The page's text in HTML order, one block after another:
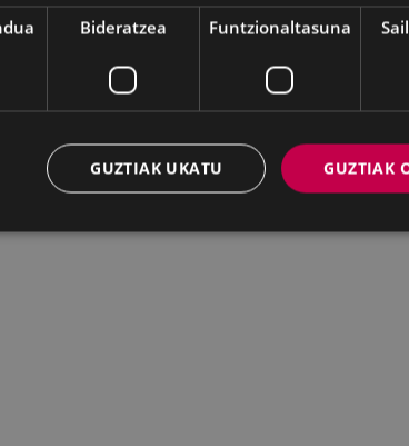
Bideratzea Funtzionaltasuna
GUZTIAK
GUZTIAK UKATU